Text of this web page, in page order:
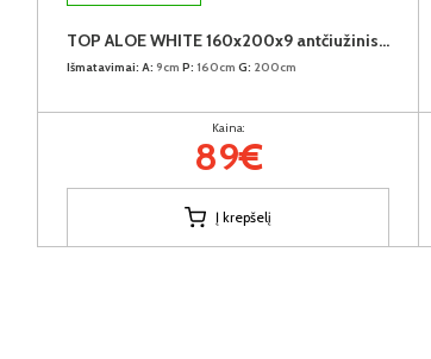
TOP ALOE WHITE 160x200x9 antčiužinis (9cm) (Susuktas)
Išmatavimai: A: 9cm P: 160cm G: 200cm
Kaina:
89€
Į krepšelį